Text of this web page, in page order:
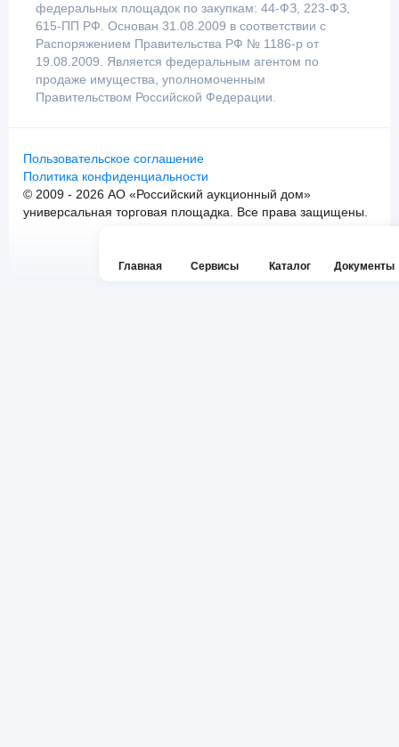
Главная Сервисы Каталог Документы
федеральных площадок по закупкам: 44-ФЗ, 223-ФЗ,
615-ПП РФ. Основан 31.08.2009 в соответствии с
Распоряжением Правительства РФ № 1186-р от
19.08.2009. Является федеральным агентом по
продаже имущества, уполномоченным
Правительством Российской Федерации.
Пользовательское соглашение
Политика конфиденциальности
© 2009 - 2026 АО «Российский аукционный дом»
универсальная торговая площадка. Все права защищены.